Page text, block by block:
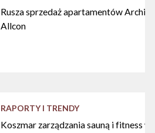
Rusza sprzedaż apartamentów
Allcon
RAPORTY I TRENDY
Koszmar zarządzania sauną i fitness w